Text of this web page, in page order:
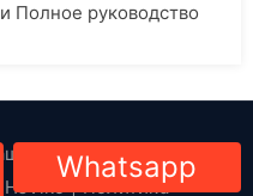
Полное руководство
Whatsapp
Copyright By
HsViko|Политика